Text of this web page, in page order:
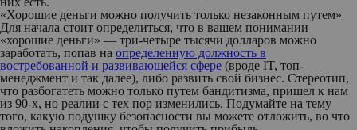
«Хорошие деньги можно получить только незаконным путем»
Для начала стоит определиться, что в вашем понимании
«хорошие деньги» — три-четыре тысячи долларов можно
заработать, попав на определенную должность в
востребованной и развивающейся сфере (вроде IT, топ-
менеджмент и так далее), либо развить свой бизнес. Стереотип,
что разбогатеть можно только путем бандитизма, пришел к нам
из 90-х, но реалии с тех пор изменились. Подумайте на тему
того, какую подушку безопасности вы можете отложить, во что